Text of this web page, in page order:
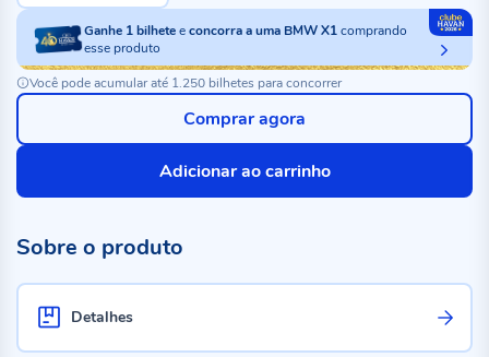
Ganhe 1bilheteeconcorra a uma BMW X1comprando
esse produto
Você pode acumular até 1.250 bilhetes para concorrer
Adicionar ao carrinho
Comprar agora
Sobre o produto
Detalhes